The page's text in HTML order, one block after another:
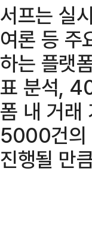
서프는 실
여론 등 주
하는 플랫
표 분석,
폼 내 거래
5000건의
진행될 만